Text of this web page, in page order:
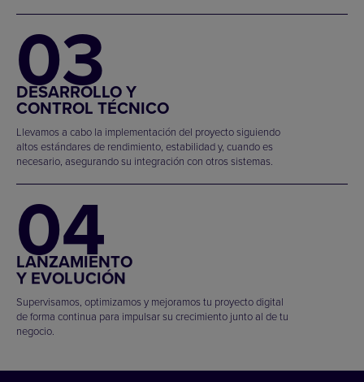
03
DESARROLLO Y
CONTROL TÉCNICO
Llevamos a cabo la implementación del proyecto siguiendo
altos estándares de rendimiento, estabilidad y, cuando es
necesario, asegurando su integración con otros sistemas.
04
LANZAMIENTO
Y EVOLUCIÓN
Supervisamos, optimizamos y mejoramos tu proyecto digital
de forma continua para impulsar su crecimiento junto al de tu
negocio.